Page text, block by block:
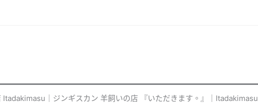
Itadakimasu｜ジンギスカン 羊飼いの店 『いただきます。』｜Itadakimasu